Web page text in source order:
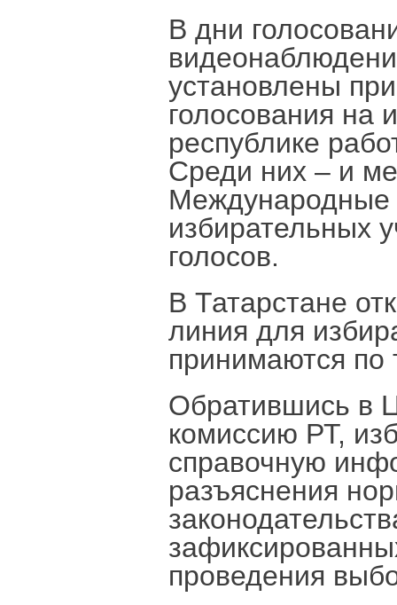
В дни
установлены
голосования на
республике
Среди них – и
Международные
избирательных
голосов.
В Татарстане
линия для
принимаются
Обратившись в
комиссию РТ,
справочную
разъяснения
проведения